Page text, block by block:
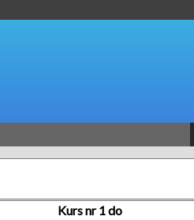
Kurs nr 1 do